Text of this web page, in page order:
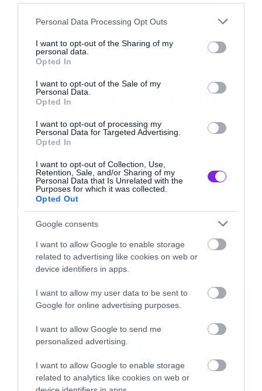
Please note that this website/app uses one or more Google
not limited to your visit or usage behaviour. You may click to
grant or deny consent to Google and its third-party tags to
use your data for below specified purposes in below Google
consent section.
Personal Data Processing Opt Outs
I want to opt-out of the Sharing of my
personal data.
Opted In
I want to opt-out of the Sale of my
Personal Data.
Opted In
I want to opt-out of processing my
Personal Data for Targeted Advertising.
Opted In
I want to opt-out of Collection, Use,
Retention, Sale, and/or Sharing of my
Personal Data that Is Unrelated with the
Purposes for which it was collected.
Opted Out
Google consents
I want to allow Google to enable storage
related to advertising like cookies on web or
device identifiers in apps.
I want to allow my user data to be sent to
Google for online advertising purposes.
I want to allow Google to send me
personalized advertising.
I want to allow Google to enable storage
related to analytics like cookies on web or
Η αλήθεια είναι το υλικό που έχουν στα χέρια
τους είναι το καλύτερο που έχει γράψει ο
Martin και στα πέντε βιβλία οπότε τους δίνει
την ευχέρεια να κάνουν «παπάδες».
Επίσης να πούμε ότι αυτό το επεισόδιο είναι η
μοναδική υποψηφιότητα που κατέθεσε το HBO
στα Emmy για την κατηγορία Best writing,
HOME